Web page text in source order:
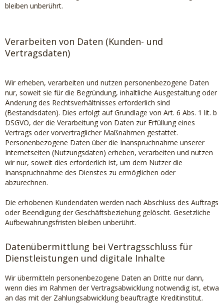
bleiben unberührt.
Verarbeiten von Daten (Kunden- und
Vertragsdaten)
Wir erheben, verarbeiten und nutzen personenbezogene Daten
nur, soweit sie für die Begründung, inhaltliche Ausgestaltung oder
Änderung des Rechtsverhältnisses erforderlich sind
(Bestandsdaten). Dies erfolgt auf Grundlage von Art. 6 Abs. 1 lit. b
DSGVO, der die Verarbeitung von Daten zur Erfüllung eines
Vertrags oder vorvertraglicher Maßnahmen gestattet.
Personenbezogene Daten über die Inanspruchnahme unserer
Internetseiten (Nutzungsdaten) erheben, verarbeiten und nutzen
wir nur, soweit dies erforderlich ist, um dem Nutzer die
Inanspruchnahme des Dienstes zu ermöglichen oder
abzurechnen.
Die erhobenen Kundendaten werden nach Abschluss des Auftrags
oder Beendigung der Geschäftsbeziehung gelöscht. Gesetzliche
Aufbewahrungsfristen bleiben unberührt.
Datenübermittlung bei Vertragsschluss für
Dienstleistungen und digitale Inhalte
Wir übermitteln personenbezogene Daten an Dritte nur dann,
wenn dies im Rahmen der Vertragsabwicklung notwendig ist, etwa
an das mit der Zahlungsabwicklung beauftragte Kreditinstitut.